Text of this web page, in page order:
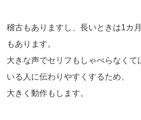
稽古もありますし、長いときは1カ
もあります。
大きな声でセリフもしゃべらなくて
いる人に伝わりやすくするため、
大きく動作もします。